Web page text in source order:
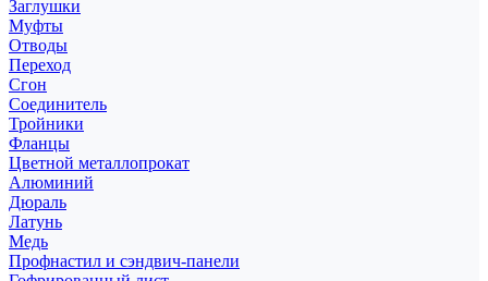
Заглушки
Муфты
Отводы
Переход
Сгон
Соединитель
Тройники
Фланцы
Цветной металлопрокат
Алюминий
Дюраль
Латунь
Медь
Профнастил и сэндвич-панели